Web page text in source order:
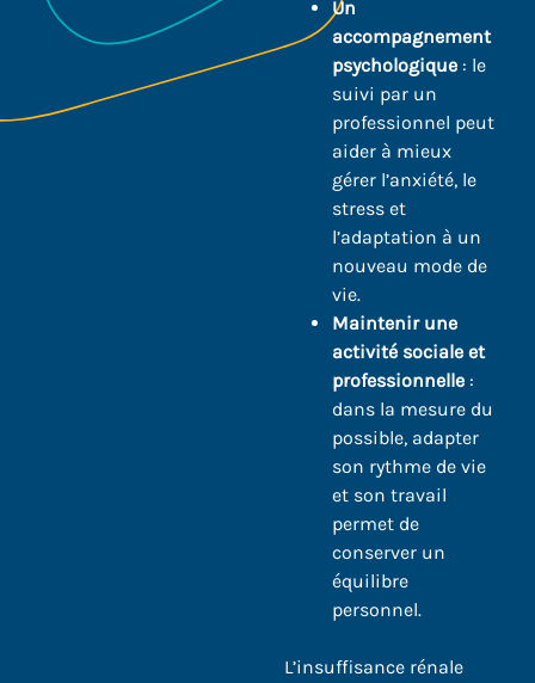
Un
accompagnement
psychologique: le
suivi par un
professionnel peut
aider à mieux
gérer l’anxiété, le
stress et
l’adaptation à un
nouveau mode de
vie.
Maintenir une
activité sociale et
professionnelle:
dans la mesure du
possible, adapter
son rythme de vie
et son travail
permet de
conserver un
équilibre
personnel.
L’insuffisance rénale